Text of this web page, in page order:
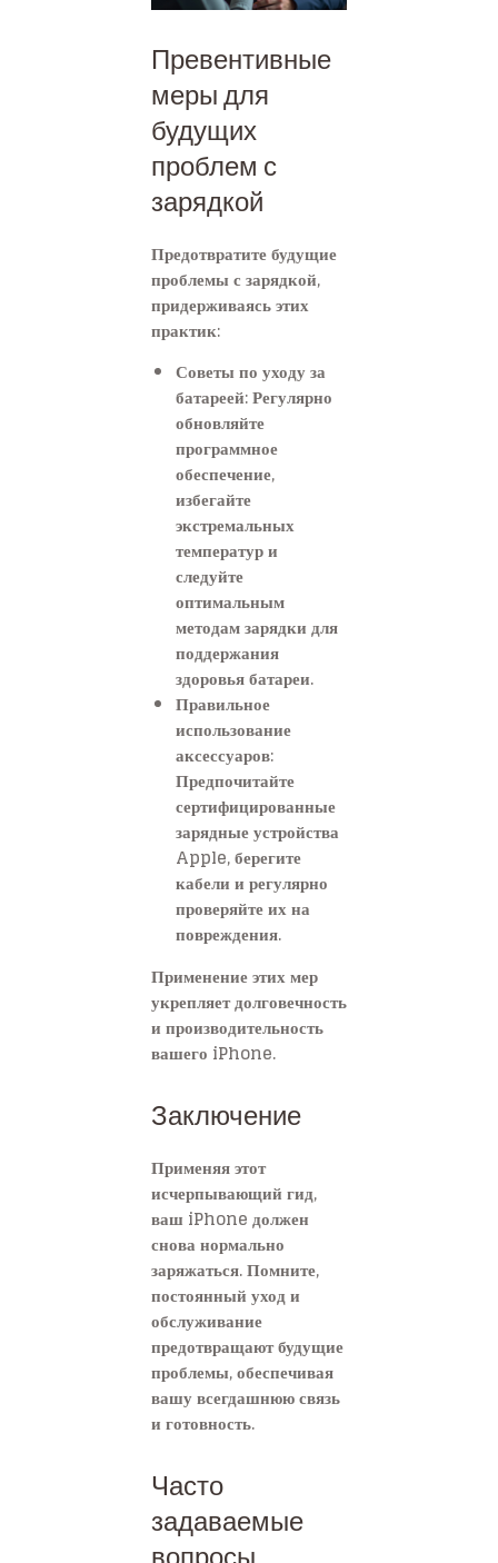
Превентивные
меры для
будущих
проблем с
зарядкой
Предотвратите будущие
проблемы с зарядкой,
придерживаясь этих
практик:
Советы по уходу за
батареей: Регулярно
обновляйте
программное
обеспечение,
избегайте
экстремальных
температур и
следуйте
оптимальным
методам зарядки для
поддержания
здоровья батареи.
Правильное
использование
аксессуаров:
Предпочитайте
сертифицированные
зарядные устройства
Apple, берегите
кабели и регулярно
проверяйте их на
повреждения.
Применение этих мер
укрепляет долговечность
и производительность
вашего iPhone.
Заключение
Применяя этот
исчерпывающий гид,
ваш iPhone должен
снова нормально
заряжаться. Помните,
постоянный уход и
обслуживание
предотвращают будущие
проблемы, обеспечивая
вашу всегдашнюю связь
и готовность.
Часто
задаваемые